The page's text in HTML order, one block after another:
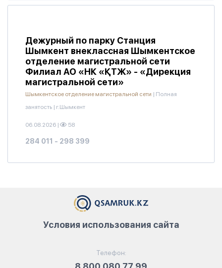
Дежурный по парку Станция
Шымкент внеклассная Шымкентское
отделение магистральной сети
Филиал АО «НК «ҚТЖ» - «Дирекция
магистральной сети»
Шымкентское отделение магистральной сети | Полная
занятость | г.Шымкент
06.08.2026 | 58
284 011 - 298 399
Телефон:
Условия использования сайта